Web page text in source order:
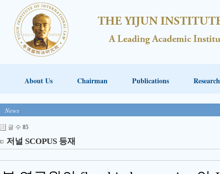
About Us Chairman Publications Research
News
글 수 85
저널 SCOPUS 등재